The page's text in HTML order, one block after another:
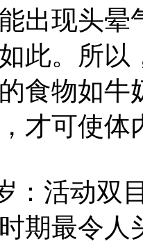
出现头晕
此。所以
食物如牛
才可使体
活动双
最令人